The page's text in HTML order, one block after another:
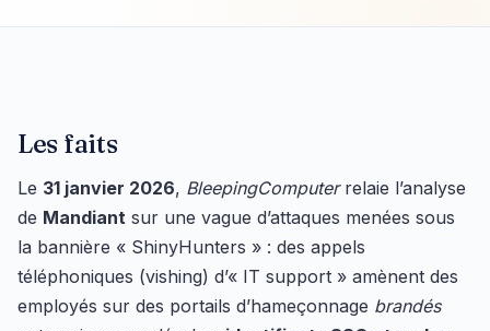
Les faits
Le 31 janvier 2026, BleepingComputerrelaie l’analyse
de Mandiant sur une vague d’attaques menées sous
la bannière « ShinyHunters » : des appels
téléphoniques (vishing) d’« IT support » amènent des
employés sur des portails d’hameçonnage brandés